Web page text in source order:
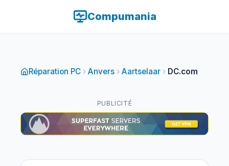
Compumania
Réparation PC Anvers Aartselaar DC.com
PUBLICITÉ